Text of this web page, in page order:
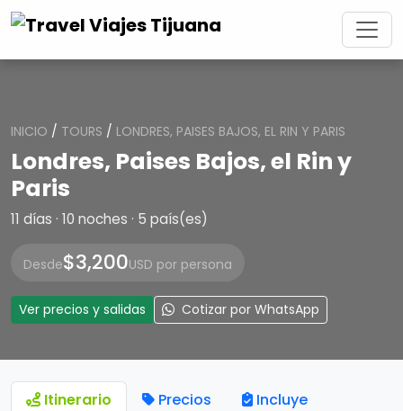
INICIO / TOURS / LONDRES, PAISES BAJOS, EL RIN Y PARIS
Londres, Paises Bajos, el Rin y
Paris
11 días · 10 noches · 5 país(es)
Desde$3,200USD por persona
Ver precios y salidas Cotizar por WhatsApp
Itinerario Precios Incluye